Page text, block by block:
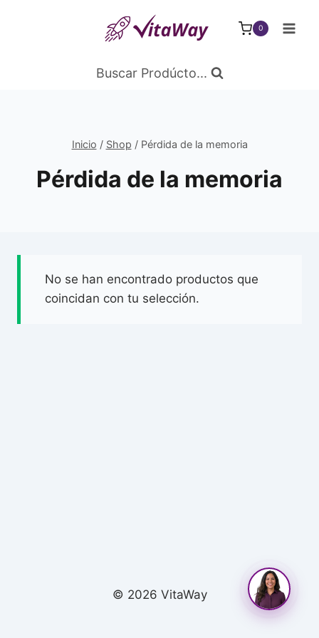
0
Buscar Prodúcto...
Inicio / Shop / Pérdida de la memoria
Pérdida de la memoria
No se han encontrado productos que
coincidan con tu selección.
© 2026 VitaWay